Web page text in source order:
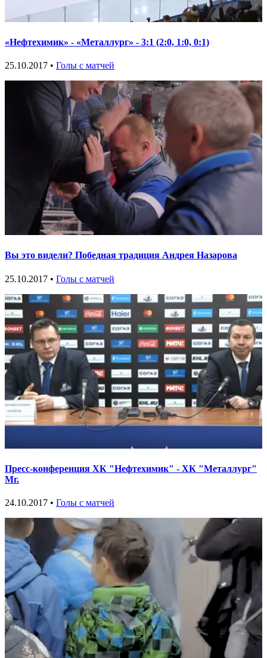
«Нефтехимик» - «Металлург» - 3:1 (2:0, 1:0, 0:1)
25.10.2017 • Голы с матчей
Вы это видели? Победная традиция Андрея Назарова
25.10.2017 • Голы с матчей
Пресс-конференция ХК "Нефтехимик" - ХК "Металлург"
Мг.
24.10.2017 • Голы с матчей